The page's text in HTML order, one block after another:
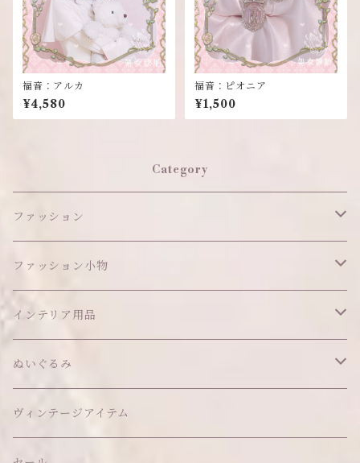
福音：アルカ
¥4,580
福音：ピオニア
¥1,500
Category
ファッション
ワンピース
アウター
トップス
ボトムス
ファッション小物
ヘッドアイテム
ヘアクリップ
ヘッドドレス
アクセサリー
イヤリング
ピアス
ソックス
インテリア用品
オブジェ
ウォールデコ
その他
ティッシュケース
ぬいぐるみ
ぬいちゃん本体
ヴィンテージアイテム